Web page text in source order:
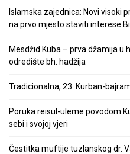
Islamska zajednica: Novi visoki
na prvo mjesto staviti interese
Mesdžid Kuba – prva džamija u
odredište bh. hadžija
Tradicionalna, 23. Kurban-
Poruka reisul-uleme povodom
sebi i svojoj vjeri
Čestitka muftije tuzlanskog dr.